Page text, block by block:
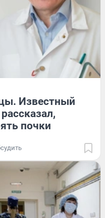
Известный
почки